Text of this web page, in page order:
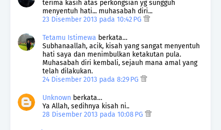
terima kasih atas perkongsian yg sungguh
menyentuh hati... muhasabah diri...
23 Disember 2013 pada 10:42 PG
Tetamu Istimewa berkata…
Subhanaallah, acik, kisah yang sangat menyentuh
hati saya dan menimbulkan ketakutan pula.
Muhasabah diri kembali, sejauh mana amal yang
telah dilakukan.
24 Disember 2013 pada 8:29 PG
Unknown berkata…
Ya Allah, sedihnya kisah ni..
28 Disember 2013 pada 10:08 PG